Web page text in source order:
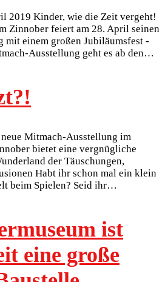
2019 Kinder, wie die Zeit vergeht!
Zinnober feiert am 28. April seinen
mit einem großen Jubiläumsfest -
Ausstellung geht es ab den…
Mitmach-Ausstellung im
bietet eine vergnügliche
der Täuschungen,
Habt ihr schon mal ein klein
beim Spielen? Seid ihr…
ist
eine große